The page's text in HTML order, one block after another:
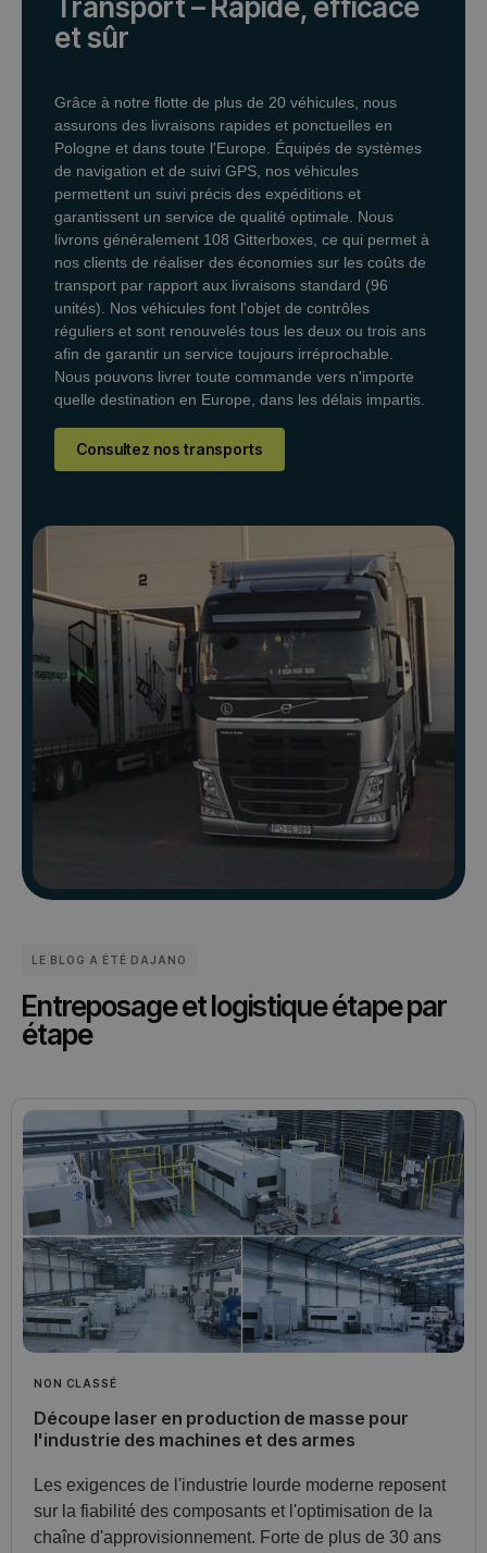
et sûr
Grâce à notre flotte de plus de 20 véhicules, nous
assurons des livraisons rapides et ponctuelles en
Pologne et dans toute l'Europe. Équipés de systèmes
de navigation et de suivi GPS, nos véhicules
permettent un suivi précis des expéditions et
garantissent un service de qualité optimale. Nous
livrons généralement 108 Gitterboxes, ce qui permet à
nos clients de réaliser des économies sur les coûts de
transport par rapport aux livraisons standard (96
unités). Nos véhicules font l'objet de contrôles
réguliers et sont renouvelés tous les deux ou trois ans
afin de garantir un service toujours irréprochable.
Nous pouvons livrer toute commande vers n'importe
quelle destination en Europe, dans les délais impartis.
Consultez nos transports
LE BLOG A ÉTÉ DAJANO
Entreposage et logistique étape par
étape
NON CLASSÉ
Découpe laser en production de masse pour
l'industrie des machines et des armes
Les exigences de l'industrie lourde moderne reposent
sur la fiabilité des composants et l'optimisation de la
chaîne d'approvisionnement. Forte de plus de 30 ans